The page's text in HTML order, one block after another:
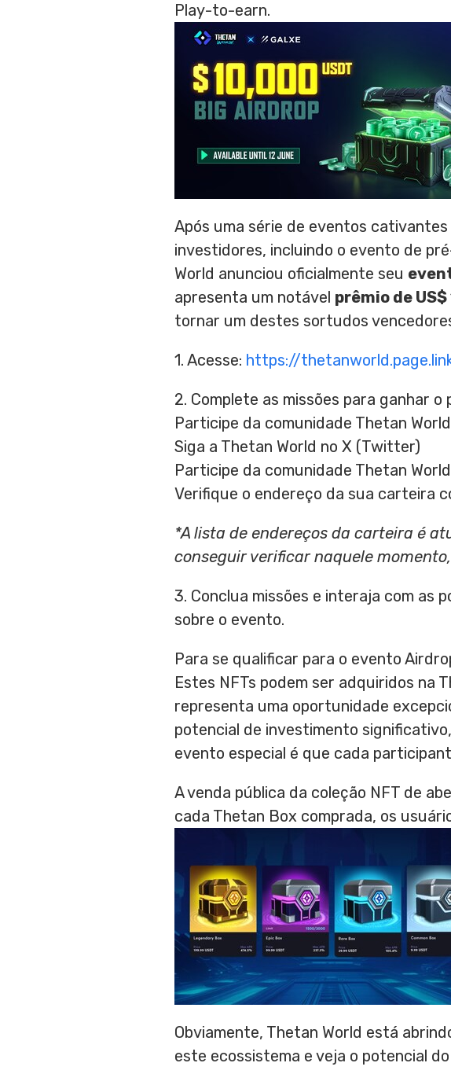
Play-to-earn.
Após uma série de eventos
investidores, incluindo o evento de
World anunciou oficialmente seu
apresenta um notável prêmio de
tornar um destes sortudos
1. Acesse: https://
2. Complete as missões para ganhar o
Participe da comunidade Thetan
Siga a Thetan World no X (Twitter)
Participe da comunidade Thetan
Verifique o endereço da sua carteira
*A lista de endereços da carteira é
conseguir verificar naquele
3. Conclua missões e interaja com as
sobre o evento.
Para se qualificar para o evento
Estes NFTs podem ser adquiridos na
representa uma oportunidade
potencial de investimento
evento especial é que cada
A venda pública da coleção NFT de
cada Thetan Box comprada, os
Obviamente, Thetan World está
este ecossistema e veja o potencial